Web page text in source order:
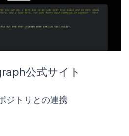
公式サイト
ジトリとの連携